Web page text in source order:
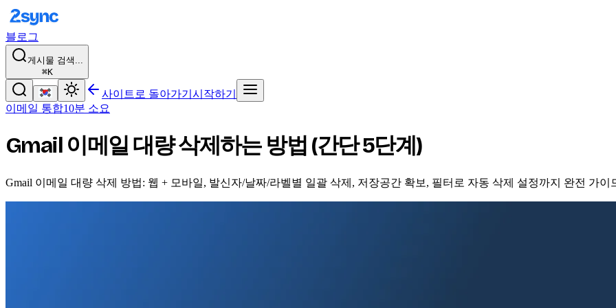
블로그
게시물 검색...
⌘K
사이트로 돌아가기 시작하기
이메일 통합10분 소요
Gmail 이메일 대량 삭제하는 방법 (간단 5단계)
Gmail 이메일 대량 삭제 방법: 웹 + 모바일, 발신자/날짜/라벨별 일괄 삭제, 저장공간 확보, 필터로 자동 삭제 설정까지 완전 가이